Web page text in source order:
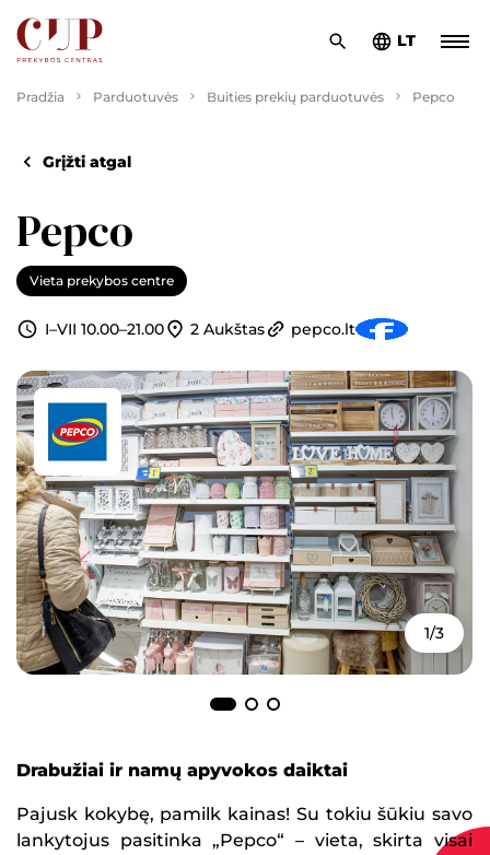
LT
Pradžia Parduotuvės Buities prekių parduotuvės Pepco
Grįžti atgal
Pepco
Vieta prekybos centre
I–VII 10.00–21.00 2 Aukštas pepco.lt
1/3
Drabužiai ir namų apyvokos daiktai
Pajusk kokybę, pamilk kainas! Su tokiu šūkiu savo
lankytojus pasitinka „Pepco“ – vieta, skirta visai